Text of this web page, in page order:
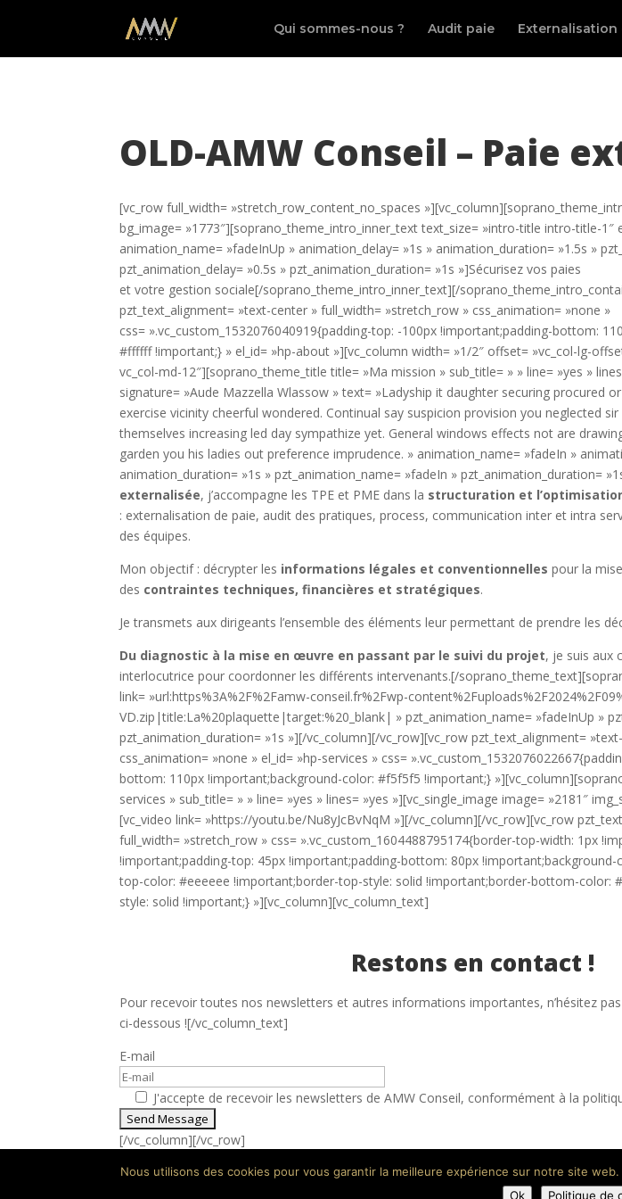
Qui sommes-nous ? Audit paie Externalisation
OLD-AMW Conseil – Paie
[vc_row full_width= »stretch_row_content_no_spaces
bg_image= »1773″][soprano_theme_intro_inner_text text_size= »intro-title intro-title-1″
animation_name= »fadeInUp » animation_delay= »1s » animation_duration= »1.5s »
pzt_animation_delay= »0.5s » pzt_animation_duration= »1s »]Sécurisez vos paies
et votre gestion sociale[/soprano_theme_intro_inner_text][/
pzt_text_alignment= »text-center » full_width= »stretch_row » css_animation= »none »
css= ».vc_custom_1532076040919{padding-top: -100px !important;padding-bottom:
#ffffff !important;} » el_id= »hp-about »][vc_column width= »1/2″ offset= »vc_col-lg-
vc_col-md-12″][soprano_theme_title title= »Ma mission » sub_title= » » line= »yes »
signature= »Aude Mazzella Wlassow » text= »Ladyship it daughter securing procured
exercise vicinity cheerful wondered. Continual say suspicion provision you neglected
themselves increasing led day sympathize yet. General windows effects not are
garden you his ladies out preference imprudence. » animation_name= »fadeIn »
animation_duration= »1s » pzt_animation_name= »fadeIn » pzt_animation_duration=
externalisée, j’accompagne les TPE et PME dans la structuration et
: externalisation de paie, audit des pratiques, process, communication inter et intra
des équipes.
Mon objectif : décrypter les informations légales et conventionnelles pour la
des contraintes techniques, financières et stratégiques.
Je transmets aux dirigeants l’ensemble des éléments leur permettant de prendre les
Du diagnostic à la mise en œuvre en passant par le suivi du projet, je suis aux
interlocutrice pour coordonner les différents intervenants.[/
link= »url:https%3A%2F%2Famw-conseil.fr%2Fwp-
VD.zip|title:La%20plaquette|target:%20_blank| » pzt_animation_name= »fadeInUp »
pzt_animation_duration= »1s »][/vc_column][/vc_row][vc_row pzt_text_alignment=
css_animation= »none » el_id= »hp-services » css=
bottom: 110px !important;background-color: #f5f5f5 !important;}
services » sub_title= » » line= »yes » lines= »yes »][vc_single_image image= »2181″
[vc_video link= »https://youtu.be/Nu8yJcBvNqM »][/vc_column][/vc_row][vc_row
full_width= »stretch_row » css= ».vc_custom_1604488795174{border-top-width: 1px
!important;padding-top: 45px !important;padding-bottom: 80px
top-color: #eeeeee !important;border-top-style: solid !important;border-bottom-color:
style: solid !important;} »][vc_column][vc_column_text]
Restons en contact !
Pour recevoir toutes nos newsletters et autres informations importantes, n’hésitez
ci-dessous ![/vc_column_text]
E-mail
J'accepte de recevoir les newsletters de AMW Conseil, conformément à la
[/vc_column][/vc_row]
ReachOut Communication
Nous utilisons des cookies pour vous garantir la meilleure expérience sur notre site
Ok
Politique de